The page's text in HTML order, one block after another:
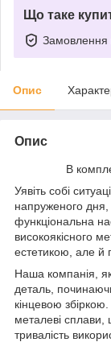
Що таке
Замовлення
Опис
Опис
В
Уявіть собі
напруженого
функціональна
високоякісного
естетикою, але й
Наша компанія,
деталь,
кінцевою
металеві сплави,
тривалість